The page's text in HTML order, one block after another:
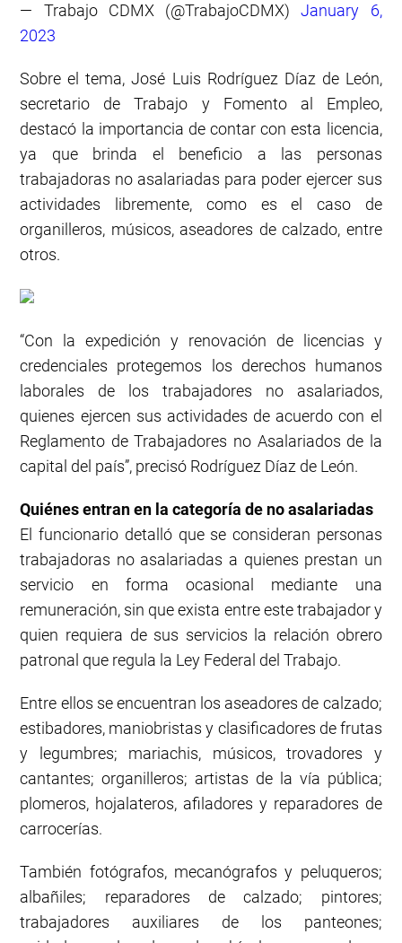
— Trabajo CDMX (@TrabajoCDMX)January 6,
2023
Sobre el tema, José Luis Rodríguez Díaz de León,
secretario de Trabajo y Fomento al Empleo,
destacó la importancia de contar con esta licencia,
ya que brinda el beneficio a las personas
trabajadoras no asalariadas para poder ejercer sus
actividades libremente, como es el caso de
organilleros, músicos, aseadores de calzado, entre
otros.
“Con la expedición y renovación de licencias y
credenciales protegemos los derechos humanos
laborales de los trabajadores no asalariados,
quienes ejercen sus actividades de acuerdo con el
Reglamento de Trabajadores no Asalariados de la
capital del país”, precisó Rodríguez Díaz de León.
Quiénes entran en la categoría de no asalariadas
El funcionario detalló que se consideran personas
trabajadoras no asalariadas a quienes prestan un
servicio en forma ocasional mediante una
remuneración, sin que exista entre este trabajador y
quien requiera de sus servicios la relación obrero
patronal que regula la Ley Federal del Trabajo.
Entre ellos se encuentran los aseadores de calzado;
estibadores, maniobristas y clasificadores de frutas
y legumbres; mariachis, músicos, trovadores y
cantantes; organilleros; artistas de la vía pública;
plomeros, hojalateros, afiladores y reparadores de
carrocerías.
También fotógrafos, mecanógrafos y peluqueros;
albañiles; reparadores de calzado; pintores;
trabajadores auxiliares de los panteones;